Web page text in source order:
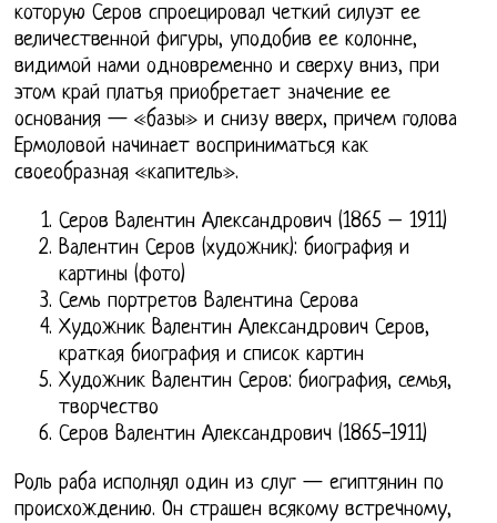
которую Серов спроецировал четкий силуэт ее
величественной фигуры, уподобив ее колонне,
видимой нами одновременно и сверху вниз, при
этом край платья приобретает значение ее
основания — «базы» и снизу вверх, причем голова
Ермоловой начинает восприниматься как
своеобразная «капитель».
Серов Валентин Александрович (1865 – 1911)
Валентин Серов (художник): биография и
картины (фото)
Семь портретов Валентина Серова
Художник Валентин Александрович Серов,
краткая биография и список картин
Художник Валентин Серов: биография, семья,
творчество
Серов Валентин Александрович (1865-1911)
Роль раба исполнял один из слуг — египтянин по
происхождению. Он страшен всякому встречному,